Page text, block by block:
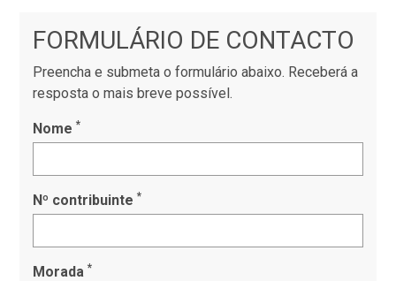
FORMULÁRIO DE CONTACTO
Preencha e submeta o formulário abaixo. Receberá a
resposta o mais breve possível.
Nome*
Nº contribuinte*
Morada*